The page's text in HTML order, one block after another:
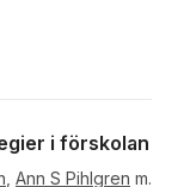
i förskolan
Ann S Pihlgren m.